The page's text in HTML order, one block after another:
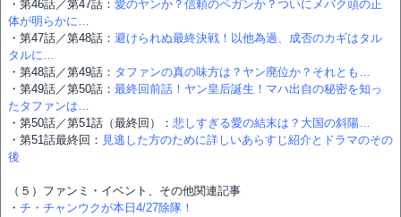
・第46話／第47話： 愛のヤンか？信頼のペガンか？ついにメバク頭の正
体が明らかに…
・第47話／第48話： 避けられぬ最終決戦！以他為過、成否のカギはタル
タルに…
・第48話／第49話： タファンの真の味方は？ヤン廃位か？それとも…
・第49話／第50話： 最終回前話！ヤン皇后誕生！マハ出自の秘密を知っ
たタファンは…
・第50話／第51話（最終回）： 悲しすぎる愛の結末は？大国の斜陽…
・第51話最終回： 見逃した方のために詳しいあらすじ紹介とドラマのその
後
（５）ファンミ・イベント、その他関連記事
・ チ・チャンウクが本日4/27除隊！